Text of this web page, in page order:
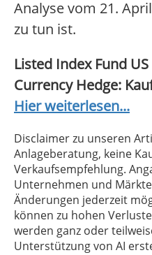
Analyse vom 21.
zu tun ist.
Listed Index Fund
Currency Hedge:
Hier weiterlesen...
Disclaimer zu unseren
Anlageberatung, keine
Verkaufsempfehlung.
Unternehmen und
Änderungen jederzeit
können zu hohen
werden ganz oder
Unterstützung von AI